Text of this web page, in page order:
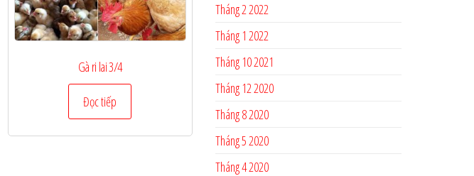
Gà ri lai 3/4
Đọc tiếp
Tháng 2 2022
Tháng 1 2022
Tháng 10 2021
Tháng 12 2020
Tháng 8 2020
Tháng 5 2020
Tháng 4 2020